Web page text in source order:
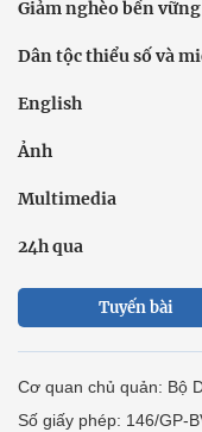
Giảm nghèo bền vững
Dân tộc thiểu số và
English
Ảnh
Multimedia
24h qua
Tuyến bài
Cơ quan chủ quản: Bộ
Số giấy phép: 146/GP-